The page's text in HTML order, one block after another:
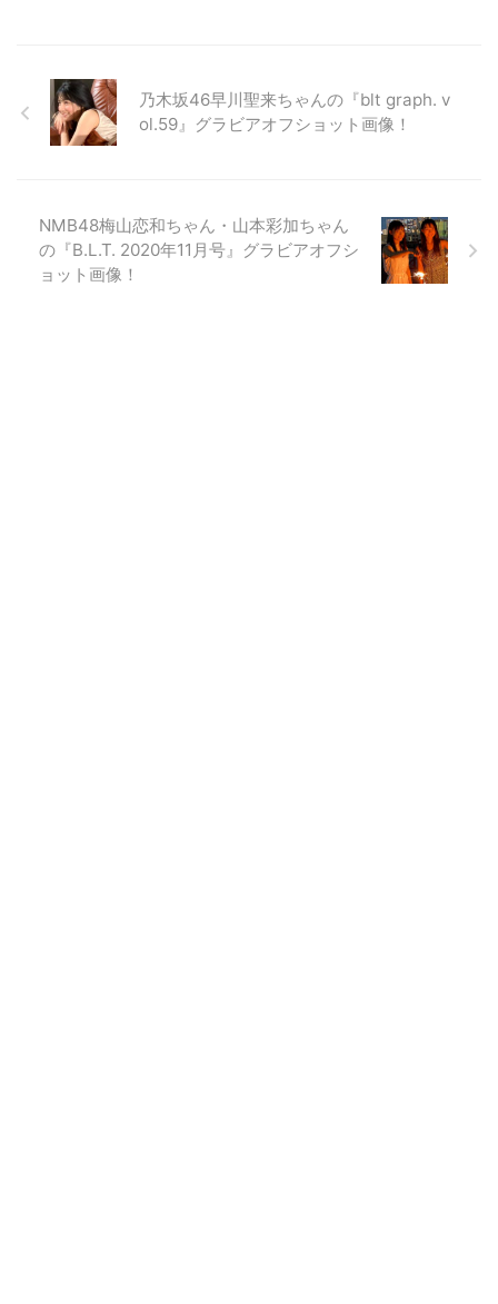
乃木坂46早川聖来ちゃんの『blt graph. v
ol.59』グラビアオフショット画像！
NMB48梅山恋和ちゃん・山本彩加ちゃん
の『B.L.T. 2020年11月号』グラビアオフシ
ョット画像！